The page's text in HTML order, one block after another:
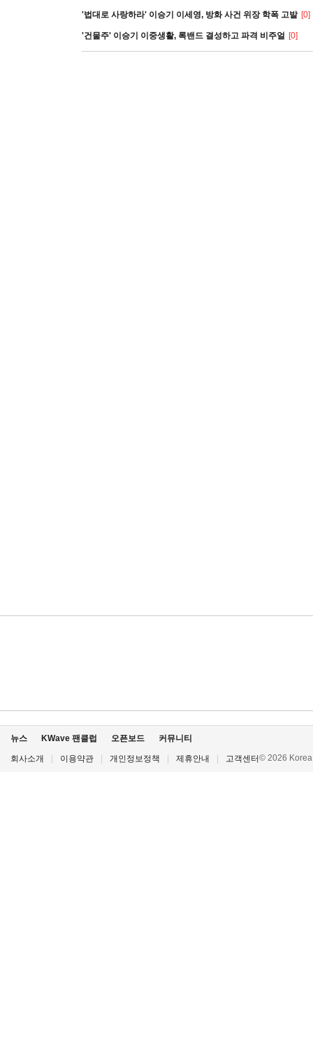
'법대로 사랑하라' 이승기 이세영, 방화 사건 위장 학폭 고발 [0]
'건물주' 이승기 이중생활, 록밴드 결성하고 파격 비주얼 [0]
뉴스 KWave 팬클럽 오픈보드 커뮤니티
회사소개 이용약관 개인정보정책 제휴안내 고객센터© 2026